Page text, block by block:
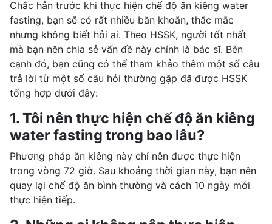
Chắc hẳn trước khi thực hiện chế độ ăn kiêng water
fasting, bạn sẽ có rất nhiều băn khoăn, thắc mắc
nhưng không biết hỏi ai. Theo HSSK, người tốt nhất
mà bạn nên chia sẻ vấn đề này chính là bác sĩ. Bên
cạnh đó, bạn cũng có thể tham khảo thêm một số câu
trả lời từ một số câu hỏi thường gặp đã được HSSK
tổng hợp dưới đây:
1. Tôi nên thực hiện chế độ ăn kiêng
water fasting trong bao lâu?
Phương pháp ăn kiêng này chỉ nên được thực hiện
trong vòng 72 giờ. Sau khoảng thời gian này, bạn nên
quay lại chế độ ăn bình thường và cách 10 ngày mới
thực hiện tiếp.